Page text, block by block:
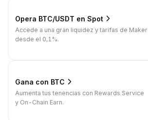
Opera BTC/USDT en Spot
Accede a una gran liquidez y tarifas de Maker
desde el 0,1%.
Gana con BTC
Aumenta tus tenencias con Rewards Service
y On-Chain Earn.